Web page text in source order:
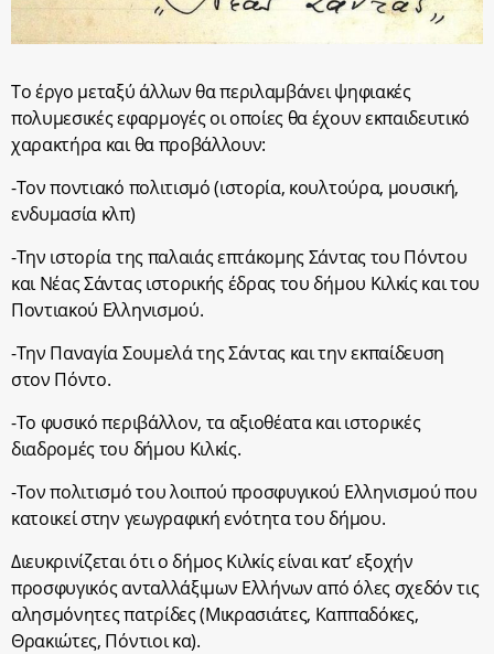
Το έργο μεταξύ άλλων θα περιλαμβάνει ψηφιακές
πολυμεσικές εφαρμογές οι οποίες θα έχουν εκπαιδευτικό
χαρακτήρα και θα προβάλλουν:
-Τον ποντιακό πολιτισμό (ιστορία, κουλτούρα, μουσική,
ενδυμασία κλπ)
-Την ιστορία της παλαιάς επτάκομης Σάντας του Πόντου
και Νέας Σάντας ιστορικής έδρας του δήμου Κιλκίς και του
Ποντιακού Ελληνισμού.
-Την Παναγία Σουμελά της Σάντας και την εκπαίδευση
στον Πόντο.
-Το φυσικό περιβάλλον, τα αξιοθέατα και ιστορικές
διαδρομές του δήμου Κιλκίς.
-Τον πολιτισμό του λοιπού προσφυγικού Ελληνισμού που
κατοικεί στην γεωγραφική ενότητα του δήμου.
Διευκρινίζεται ότι ο δήμος Κιλκίς είναι κατ’ εξοχήν
προσφυγικός ανταλλάξιμων Ελλήνων από όλες σχεδόν τις
αλησμόνητες πατρίδες (Μικρασιάτες, Καππαδόκες,
Θρακιώτες, Πόντιοι κα).